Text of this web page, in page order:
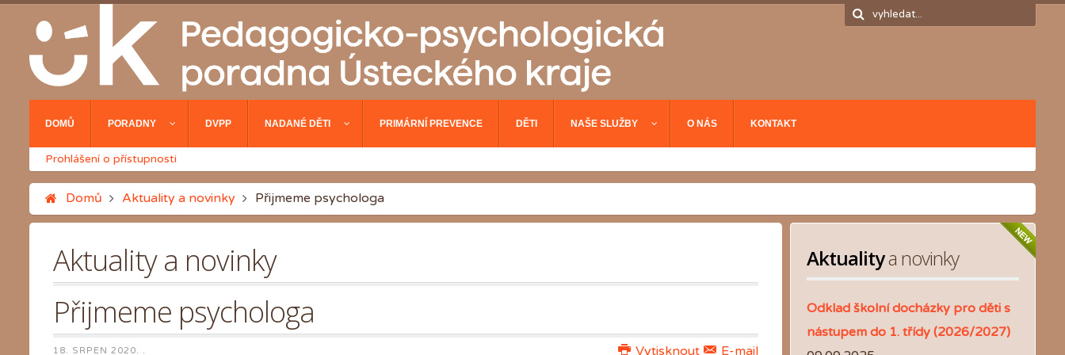
DOMŮ PORADNY DVPP NADANÉ DĚTI PRIMÁRNÍ PREVENCE DĚTI NAŠE SLUŽBY O NÁS KONTAKT
Prohlášení o přístupnosti
Domů Aktuality a novinky Přijmeme psychologa
Aktuality a novinky
Přijmeme psychologa
E-mail
Vytisknout
18. SRPEN 2020
Aktuality a novinky
Odklad školní docházky pro děti s
nástupem do 1. třídy (2026/2027)